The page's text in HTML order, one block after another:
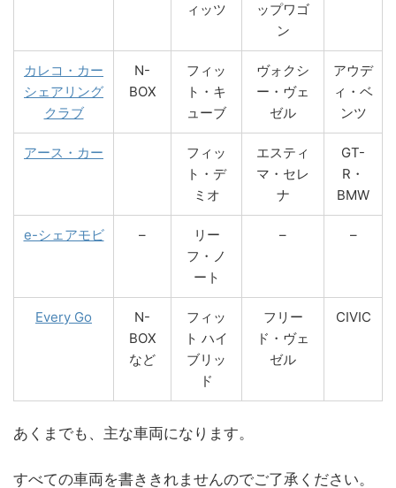
ィッツ
ップワゴ
ン
カレコ・カー
シェアリング
クラブ
N-
BOX
フィッ
ト・キ
ューブ
ヴォクシ
ー・ヴェ
ゼル
アウデ
ィ・ベ
ンツ
アース・カー
フィッ
ト・デ
ミオ
エスティ
マ・セレ
ナ
GT-
R・
BMW
e-シェアモビ –
リー
フ・ノ
ート
– –
Every Go
N-
BOX
など
フィッ
ト ハイ
ブリッ
ド
フリー
ド・ヴェ
ゼル
CIVIC
あくまでも、主な車両になります。
すべての車両を書ききれませんのでご了承ください。